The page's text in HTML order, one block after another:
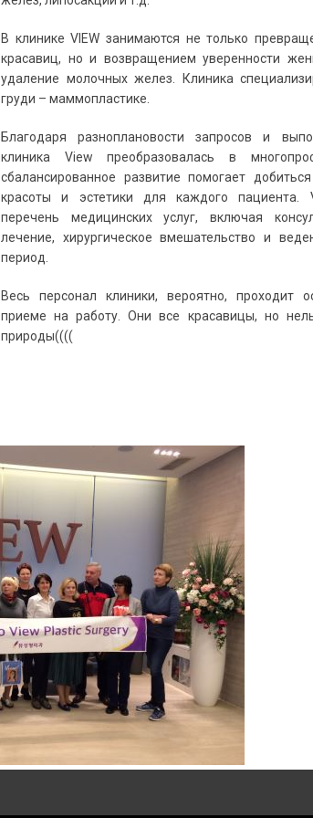
В клинике VIEW занимаются не только
красавиц, но и возвращением уверенности
удаление молочных желез. Клиника
груди – маммопластике.
Благодаря разноплановости запросов и
клиника View преобразовалась в
сбалансированное развитие помогает
красоты и эстетики для каждого пациента.
перечень медицинских услуг, включая
лечение, хирургическое вмешательство и
период.
Весь персонал клиники, вероятно, проходит
приеме на работу. Они все красавицы, но
природы((((